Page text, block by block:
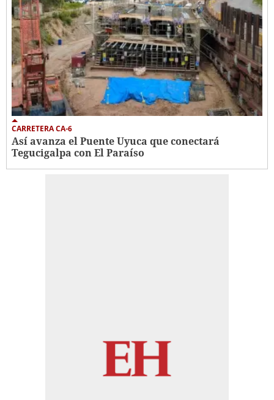
CARRETERA CA-6
Así avanza el Puente Uyuca que conectará
Tegucigalpa con El Paraíso